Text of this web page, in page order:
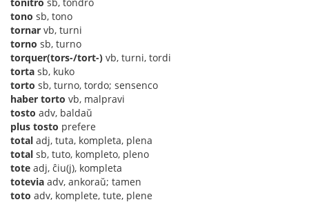
tono sb, tono
tornar vb, turni
torno sb, turno
torquer(tors-/tort-) vb, turni, tordi
torta sb, kuko
torto sb, turno, tordo; sensenco
haber torto vb, malpravi
tosto adv, baldaŭ
plus tosto prefere
total adj, tuta, kompleta, plena
total sb, tuto, kompleto, pleno
tote adj, ĉiu(j), kompleta
totevia adv, ankoraŭ; tamen
toto adv, komplete, tute, plene